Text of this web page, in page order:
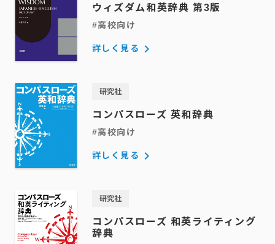
ウィズダム和英辞典 第3版
#高校向け
詳しく見る keyboard_arrow_right
研究社
コンパスローズ 英和辞典
#高校向け
詳しく見る keyboard_arrow_right
研究社
コンパスローズ 和英ライティング
辞典